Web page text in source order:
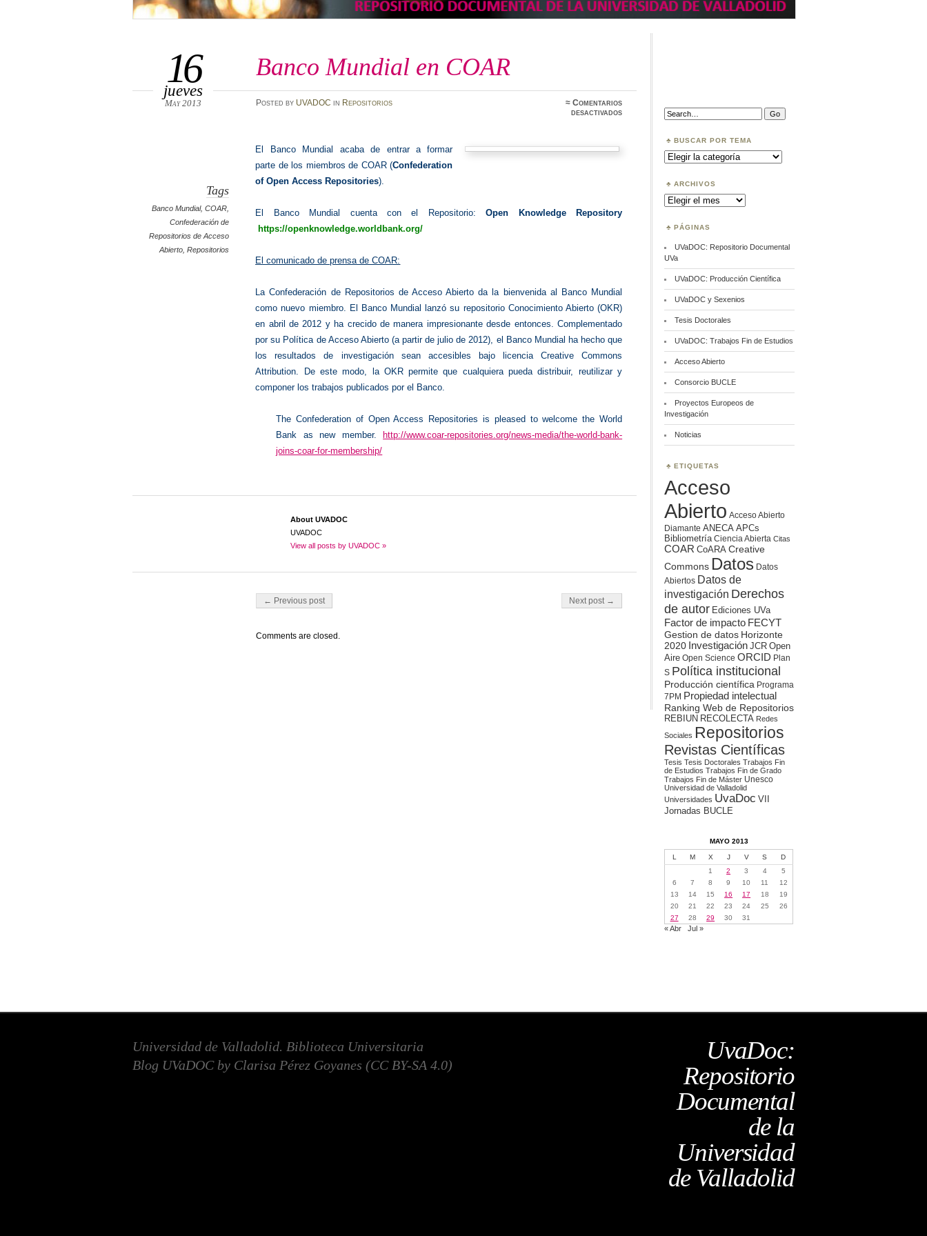
Banco Mundial en COAR
16
jueves
May 2013 Posted by UVADOC in Repositorios ≈Comentarios
desactivadosen
Tags
Banco Mundial,COAR,
Confederación de
Repositorios de Acceso
Abierto,Repositorios
El Banco Mundial acaba de entrar a formar
parte de los miembros de COAR (Confederation
of Open Access Repositories).
El Banco Mundial cuenta con el Repositorio:Open Knowledge Repository
https://openknowledge.worldbank.org/
El comunicado de prensa de COAR:
La Confederación de Repositorios de Acceso Abierto da la bienvenida al Banco Mundial
como nuevo miembro. El Banco Mundial lanzó su repositorio Conocimiento Abierto (OKR)
en abril de 2012 y ha crecido de manera impresionante desde entonces. Complementado
por su Política de Acceso Abierto (a partir de julio de 2012), el Banco Mundial ha hecho que
los resultados de investigación sean accesibles bajo licencia Creative Commons
Attribution. De este modo, la OKR permite que cualquiera pueda distribuir, reutilizar y
componer los trabajos publicados por el Banco.
The Confederation of Open Access Repositories is pleased to welcome the World
Bank as new member.
http://www.coar-repositories.org/news-media/the-world-bank-
joins-coar-for-membership/
About UVADOC
UVADOC
View all posts by UVADOC »
Post navigation
← Previous post Next post →
Comments are closed.
Search:
BUSCAR POR TEMA
Buscar
por
ARCHIVOS
Archivos
PÁGINAS
UVaDOC: Repositorio Documental
UVa
UVaDOC: Producción Científica
UVaDOC y Sexenios
Tesis Doctorales
UVaDOC: Trabajos Fin de Estudios
Acceso Abierto
Consorcio BUCLE
Proyectos Europeos de
Investigación
Noticias
ETIQUETAS
Acceso
Abierto Acceso Abierto
Diamante ANECA APCs
Bibliometría Ciencia Abierta Citas
COAR CoARA Creative
Commons Datos Datos
Abiertos Datos de
investigación Derechos
de autor Ediciones UVa
Factor de impacto FECYT
Gestion de datos Horizonte
2020 Investigación JCR Open
Aire Open Science ORCID Plan
S Política institucional
Producción científica Programa
7PM Propiedad intelectual
Ranking Web de Repositorios
REBIUN RECOLECTA Redes
Sociales Repositorios
Revistas Científicas
Tesis Tesis Doctorales Trabajos Fin
de Estudios Trabajos Fin de Grado
Trabajos Fin de Máster Unesco
Universidad de Valladolid
Universidades UvaDoc VII
Jornadas BUCLE
MAYO 2013
L M X J V S
D
1
2 3 4
5
6
7 8 9 10 11
12
13
14 15 16 17 18
19
20
21 22 23 24 25
26
27
28 29 30 31
« Abr Jul »
UvaDoc:
Repositorio
Documental
de la
Universidad
de Valladolid
Universidad de Valladolid. Biblioteca Universitaria
Blog UVaDOC by Clarisa Pérez Goyanes (CC BY-SA 4.0)